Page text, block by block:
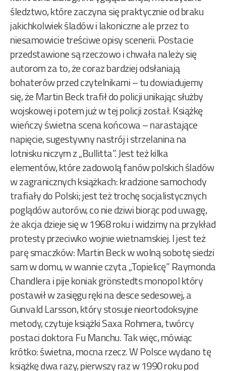
śledztwo, które zaczyna się praktycznie od braku
jakichkolwiek śladów i lakoniczne ale przez to
niesamowicie treściwe opisy scenerii. Postacie
przedstawione są rzeczowo i chwała należy się
autorom za to, że coraz bardziej odsłaniają
bohaterów przed czytelnikami – tu dowiadujemy
się, że Martin Beck trafił do policji unikając służby
wojskowej i potem już w tej policji został. Książkę
wieńczy świetna scena końcowa – narastające
napięcie, sugestywny nastrój i strzelanina na
lotnisku niczym z „Bullitta”. Jest też kilka
elementów, które zadowolą fanów polskich śladów
w zagranicznych książkach: kradzione samochody
trafiały do Polski; jest też trochę socjalistycznych
poglądów autorów, co nie dziwi biorąc pod uwagę,
że akcja dzieje się w 1968 roku i widzimy na przykład
protesty przeciwko wojnie wietnamskiej. I jest też
parę smaczków: Martin Beck w wolną sobotę siedzi
sam w domu, w wannie czyta „Topielicę” Raymonda
Chandlera i pije koniak grönstedts monopol który
postawił w zasięgu ręki na desce sedesowej, a
Gunvald Larsson, który stosuje nieortodoksyjne
metody, czytuje książki Saxa Rohmera, twórcy
postaci doktora Fu Manchu. Tak więc, mówiąc
krótko: świetna, mocna rzecz. W Polsce wydano tę
książkę dwa razy, pierwszy raz w 1990 roku pod